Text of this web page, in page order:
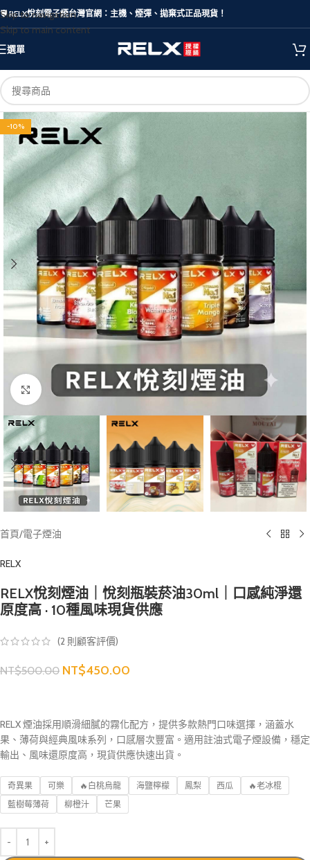
Skip to navigation
Skip to main content
🛡️ RELX悅刻電子煙台灣官網：主機、煙彈、拋棄式正品現貨！
選單
-10%
Click to enlarge
首頁/電子煙油
RELX
RELX悅刻煙油｜悅刻瓶裝菸油30ml｜口感純淨還
原度高 · 10種風味現貨供應
(2 則顧客評價)
NT$500.00 NT$450.00
RELX 煙油採用順滑細膩的霧化配方，提供多款熱門口味選擇，涵蓋水
果、薄荷與經典風味系列，口感層次豐富。適用註油式電子煙設備，穩定
輸出、風味還原度高，現貨供應快速出貨。
奇異果 可樂 🔥白桃烏龍 海鹽檸檬 鳳梨 西瓜
🔥老冰棍
藍樹莓薄荷
柳橙汁 芒果